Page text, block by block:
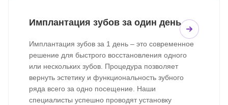
Имплантация зубов за один день
Имплантация зубов за 1 день – это современное
решение для быстрого восстановления одного
или нескольких зубов. Процедура позволяет
вернуть эстетику и функциональность зубного
ряда всего за одно посещение. Наши
специалисты успешно проводят установку